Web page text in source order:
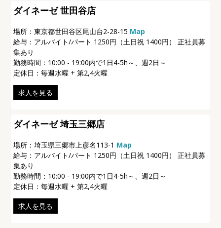
ダイネーゼ 世田谷店
場所：東京都世田谷区尾山台2-28-15 Map
給与：アルバイト/パート 1250円（土日祝 1400円） 正社員募
集あり
勤務時間：10:00 - 19:00内で1日4-5h～、週2日～
定休日：毎週水曜 + 第2,4火曜
求人を見る
ダイネーゼ 埼玉三郷店
場所：埼玉県三郷市上彦名113-1 Map
給与：アルバイト/パート 1250円（土日祝 1400円） 正社員募
集あり
勤務時間：10:00 - 19:00内で1日4-5h～、週2日～
定休日：毎週水曜 + 第2,4火曜
求人を見る